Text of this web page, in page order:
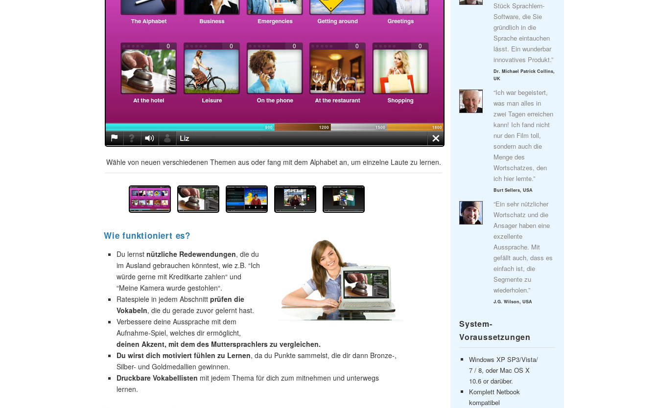
Wähle von neuen verschiedenen Themen aus oder fang mit dem Alphabet an, um einzelne Laute zu lernen.
Wie funktioniert es?
Du lernst nützliche Redewendungen, die du
im Ausland gebrauchen könntest, wie z.B. “Ich
würde gerne mit Kreditkarte zahlen“ und
“Meine Kamera wurde gestohlen“.
Ratespiele in jedem Abschnitt prüfen die
Vokabeln, die du gerade zuvor gelernt hast.
Verbessere deine Aussprache mit dem
Aufnahme-Spiel, welches dir ermöglicht,
deinen Akzent, mit dem des Muttersprachlers zu vergleichen.
Du wirst dich motiviert fühlen zu Lernen, da du Punkte sammelst, die dir dann Bronze-,
Silber- und Goldmedallien gewinnen.
Druckbare Vokabellisten mit jedem Thema für dich zum mitnehmen und unterwegs
lernen.
Stück Sprachlern-
Software, die Sie
gründlich in die
Sprache eintauchen
lässt. Ein wunderbar
innovatives Produkt.”
Dr. Michael Patrick Collins,
UK
“Ich war begeistert,
was man alles in
zwei Tagen erreichen
kann! Ich fand nicht
nur den Film toll,
sondern auch die
Menge des
Wortschatzes, den
ich hier lernte.”
Burt Sellers, USA
“Ein sehr nützlicher
Wortschatz und die
Ansager haben eine
exzellente
Aussprache. Mit
gefällt auch, dass es
einfach ist, die
Segmente zu
wiederholen.”
J.G. Wilson, USA
System-
Voraussetzungen
Windows XP SP3/Vista/
7 / 8, oder Mac OS X
10.6 or darüber.
Komplett Netbook
kompatibel